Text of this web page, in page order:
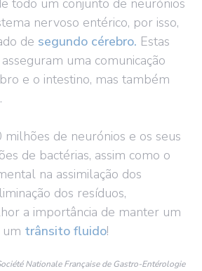
todo um conjunto de neurónios
nervoso entérico, por isso,
de segundo cérebro. Estas
uma comunicação
e o intestino, mas também
milhões de neurónios e os seus
de bactérias, assim como o
na assimilação dos
dos resíduos,
a importância de manter um
um trânsito fluido!
Nationale Française de Gastro-Entérologie